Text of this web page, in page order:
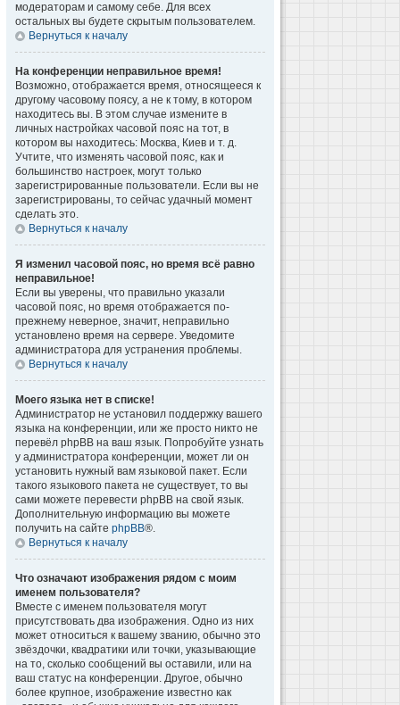
модераторам и самому себе. Для всех
остальных вы будете скрытым пользователем.
Вернуться к началу
На конференции неправильное время!
Возможно, отображается время, относящееся к
другому часовому поясу, а не к тому, в котором
находитесь вы. В этом случае измените в
личных настройках часовой пояс на тот, в
котором вы находитесь: Москва, Киев и т. д.
Учтите, что изменять часовой пояс, как и
большинство настроек, могут только
зарегистрированные пользователи. Если вы не
зарегистрированы, то сейчас удачный момент
сделать это.
Вернуться к началу
Я изменил часовой пояс, но время всё равно
неправильное!
Если вы уверены, что правильно указали
часовой пояс, но время отображается по-
прежнему неверное, значит, неправильно
установлено время на сервере. Уведомите
администратора для устранения проблемы.
Вернуться к началу
Моего языка нет в списке!
Администратор не установил поддержку вашего
языка на конференции, или же просто никто не
перевёл phpBB на ваш язык. Попробуйте узнать
у администратора конференции, может ли он
установить нужный вам языковой пакет. Если
такого языкового пакета не существует, то вы
сами можете перевести phpBB на свой язык.
Дополнительную информацию вы можете
получить на сайте phpBB®.
Вернуться к началу
Что означают изображения рядом с моим
именем пользователя?
Вместе с именем пользователя могут
присутствовать два изображения. Одно из них
может относиться к вашему званию, обычно это
звёздочки, квадратики или точки, указывающие
на то, сколько сообщений вы оставили, или на
ваш статус на конференции. Другое, обычно
более крупное, изображение известно как